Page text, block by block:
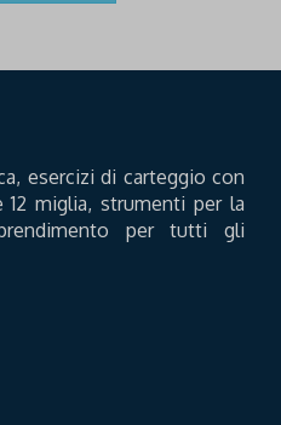
esercizi di carteggio con
miglia, strumenti per la
per tutti gli